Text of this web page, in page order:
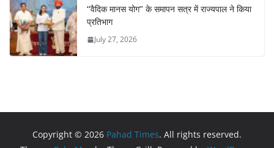
‘‘वैदिक मानस योग’’ के समापन सत्र में राज्यपाल ने किया
प्रतिभाग
July 27, 2026
Copyright © 2026 Pahad Times. All rights reserved.